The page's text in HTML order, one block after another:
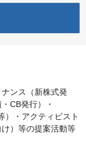
ンス（新株式発
CB発行）・
）・アクティビスト
）等の提案活動等